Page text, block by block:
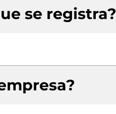
se registra?